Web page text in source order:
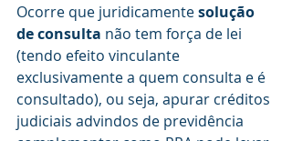
Ocorre que juridicamente solução
de consulta não tem força de lei
(tendo efeito vinculante
exclusivamente a quem consulta e é
consultado), ou seja, apurar créditos
judiciais advindos de previdência